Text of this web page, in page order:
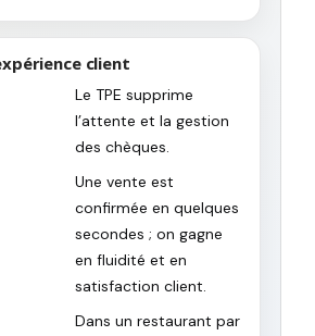
client
Le TPE supprime
l’attente et la gestion
des chèques.
Une vente est
confirmée en quelques
secondes ; on gagne
en fluidité et en
satisfaction client.
Dans un restaurant par